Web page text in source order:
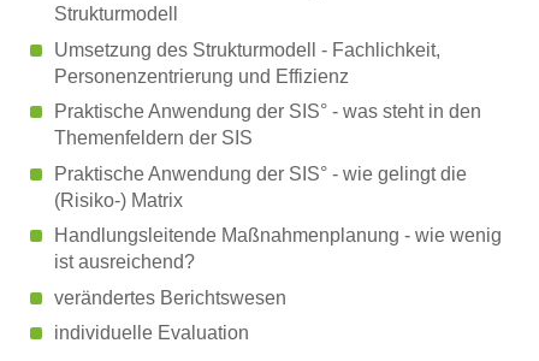
Strukturmodell
Umsetzung des Strukturmodell - Fachlichkeit,
Personenzentrierung und Effizienz
Praktische Anwendung der SIS° - was steht in den
Themenfeldern der SIS
Praktische Anwendung der SIS° - wie gelingt die
(Risiko-) Matrix
Handlungsleitende Maßnahmenplanung - wie wenig
ist ausreichend?
verändertes Berichtswesen
individuelle Evaluation